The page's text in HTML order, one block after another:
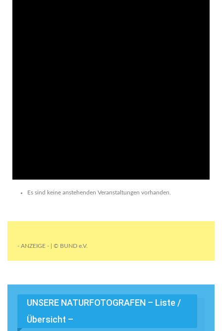
Es sind keine anstehenden Veranstaltungen vorhanden.
- ANZEIGE - | © BUND e.V.
UNSERE NATURFOTOGRAFEN – Liste /
Übersicht –